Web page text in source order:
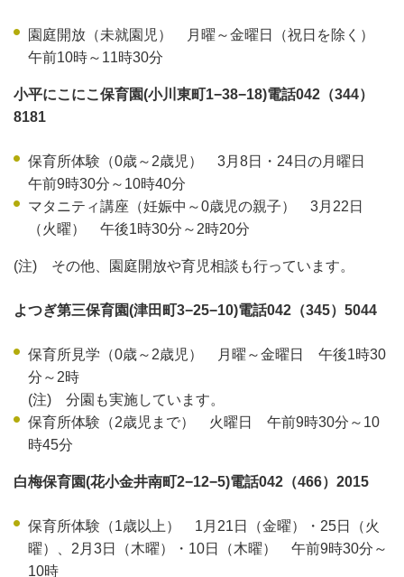
園庭開放（未就園児） 月曜～金曜日（祝日を除く）
午前10時～11時30分
小平にこにこ保育園(小川東町1−38−18)電話042（344）
8181
保育所体験（0歳～2歳児） 3月8日・24日の月曜日
午前9時30分～10時40分
マタニティ講座（妊娠中～0歳児の親子） 3月22日
（火曜） 午後1時30分～2時20分
(注) その他、園庭開放や育児相談も行っています。
よつぎ第三保育園(津田町3−25−10)電話042（345）5044
保育所見学（0歳～2歳児） 月曜～金曜日 午後1時30
分～2時
(注) 分園も実施しています。
保育所体験（2歳児まで） 火曜日 午前9時30分～10
時45分
白梅保育園(花小金井南町2−12−5)電話042（466）2015
保育所体験（1歳以上） 1月21日（金曜）・25日（火
曜）、2月3日（木曜）・10日（木曜） 午前9時30分～
10時